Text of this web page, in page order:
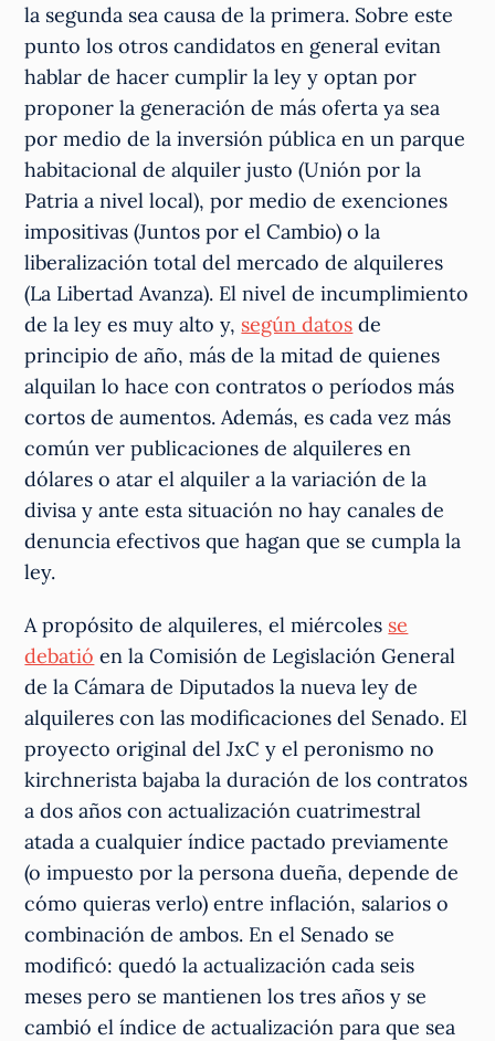
la segunda sea causa de la primera. Sobre este
punto los otros candidatos en general evitan
hablar de hacer cumplir la ley y optan por
proponer la generación de más oferta ya sea
por medio de la inversión pública en un parque
habitacional de alquiler justo (Unión por la
Patria a nivel local), por medio de exenciones
impositivas (Juntos por el Cambio) o la
liberalización total del mercado de alquileres
(La Libertad Avanza). El nivel de incumplimiento
de la ley es muy alto y, según datos de
principio de año, más de la mitad de quienes
alquilan lo hace con contratos o períodos más
cortos de aumentos. Además, es cada vez más
común ver publicaciones de alquileres en
dólares o atar el alquiler a la variación de la
divisa y ante esta situación no hay canales de
denuncia efectivos que hagan que se cumpla la
ley.
A propósito de alquileres, el miércoles se
debatió en la Comisión de Legislación General
de la Cámara de Diputados la nueva ley de
alquileres con las modificaciones del Senado. El
proyecto original del JxC y el peronismo no
kirchnerista bajaba la duración de los contratos
a dos años con actualización cuatrimestral
atada a cualquier índice pactado previamente
(o impuesto por la persona dueña, depende de
cómo quieras verlo) entre inflación, salarios o
combinación de ambos. En el Senado se
modificó: quedó la actualización cada seis
meses pero se mantienen los tres años y se
cambió el índice de actualización para que sea